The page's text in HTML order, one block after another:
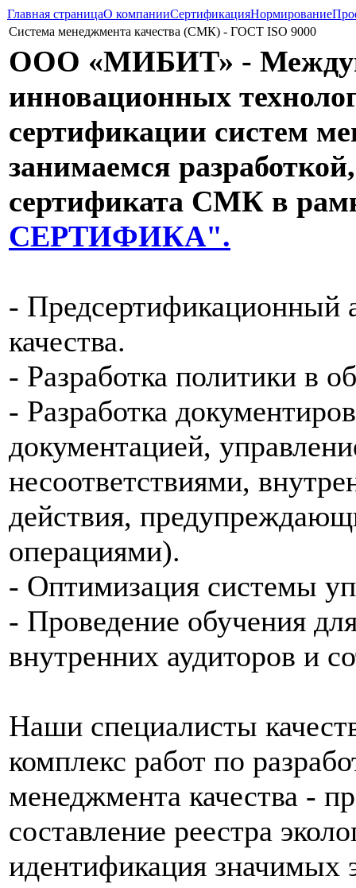
Главная страницаО компанииСертификацияНормирование
Система менеджмента качества (СМК) - ГОСТ ISO 9000
ООО «МИБИТ» -
инновационных
сертификации систем
занимаемся
сертификата СМК в
СЕРТИФИКА".
- Предсертификационный
качества.
- Разработка политики в
- Разработка
документацией,
несоответствиями,
действия,
операциями).
- Оптимизация системы
- Проведение обучения
внутренних аудиторов и
Наши специалисты
комплекс работ по
менеджмента качества -
составление реестра
идентификация значимых